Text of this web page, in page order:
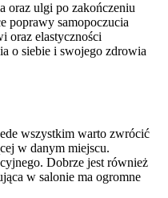
oraz ulgi po zakończeniu
poprawy samopoczucia
oraz elastyczności
o siebie i swojego zdrowia
wszystkim warto zwrócić
w danym miejscu.
Dobrze jest również
w salonie ma ogromne